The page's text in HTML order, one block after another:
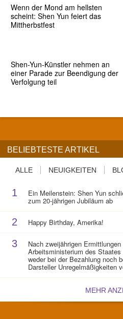
Wenn der Mond am hellsten
scheint: Shen Yun feiert das
Mittherbstfest
Shen-Yun-Künstler nehmen an
einer Parade zur Beendigung der
Verfolgung teil
BELIEBTESTE ARTIKEL
ALLE NEUIGKEITEN
1 Ein Meilenstein: Shen Yun
zum 20-jährigen Jubiläum ab
2 Happy Birthday, Amerika!
3 Nach zweijährigen
Arbeitsministerium des
weder bei der Bezahlung noch
Darsteller Unregelmäßigkeiten
MEHR